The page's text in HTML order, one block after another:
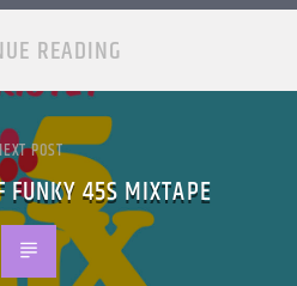
READING
POST
FUNKY 45S MIXTAPE